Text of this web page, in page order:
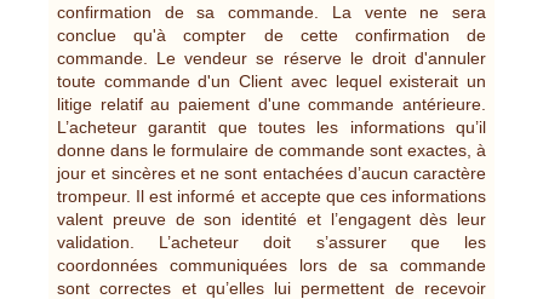
confirmation de sa commande. La vente ne sera
conclue qu'à compter de cette confirmation de
commande. Le vendeur se réserve le droit d'annuler
toute commande d'un Client avec lequel existerait un
litige relatif au paiement d'une commande antérieure.
L’acheteur garantit que toutes les informations qu’il
donne dans le formulaire de commande sont exactes, à
jour et sincères et ne sont entachées d’aucun caractère
trompeur. Il est informé et accepte que ces informations
valent preuve de son identité et l’engagent dès leur
validation. L’acheteur doit s’assurer que les
coordonnées communiquées lors de sa commande
sont correctes et qu’elles lui permettent de recevoir